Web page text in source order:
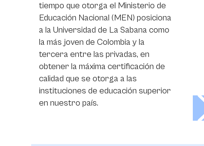
tiempo que otorga el Ministerio de
Educación Nacional (MEN) posiciona
a la Universidad de La Sabana como
la más joven de Colombia y la
tercera entre las privadas, en
obtener la máxima certificación de
calidad que se otorga a las
instituciones de educación superior
en nuestro país.